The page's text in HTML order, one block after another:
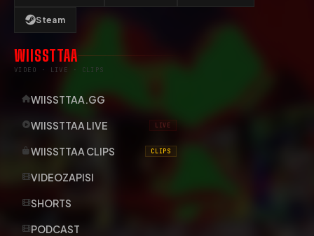
Steam
WIISSTTAA
VIDEO · LIVE · CLIPS
WIISSTTAA.GG
WIISSTTAA LIVE LIVE
WIISSTTAA CLIPS CLIPS
VIDEOZAPISI
SHORTS
PODCAST